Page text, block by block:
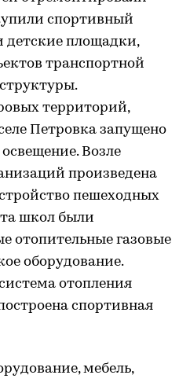
спортивный
детские площадки,
транспортной
территорий,
Петровка запущено
Возле
произведена
пешеходных
школ были
отопительные газовые
оборудование.
отопления
спортивная
мебель,